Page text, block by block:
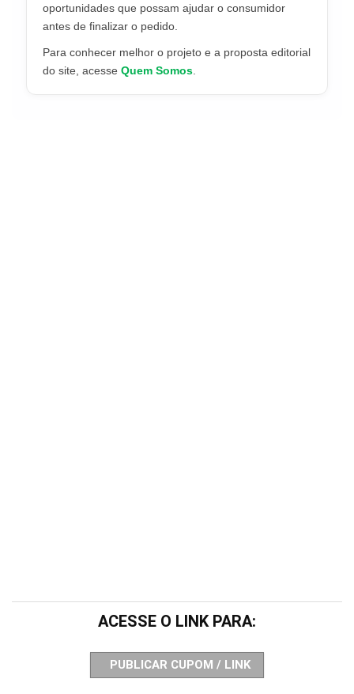
oportunidades que possam ajudar o consumidor
antes de finalizar o pedido.
Para conhecer melhor o projeto e a proposta editorial
do site, acesse Quem Somos
ACESSE O LINK PARA:
PUBLICAR CUPOM / LINK